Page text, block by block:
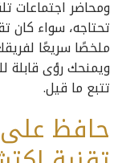
ومحاضر اجتماعات
تحتاجه، سواء كان
ملخصًا سريعًا
ويمنحك رؤى قابلة
تتبع ما قيل.
حافظ على